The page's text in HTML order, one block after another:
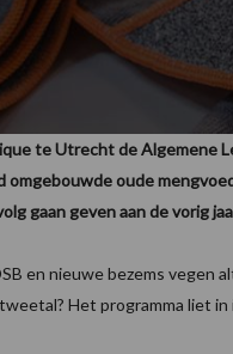
te Utrecht de Algemene
oude
gaan geven aan de vorig
en nieuwe bezems vegen
Het programma liet